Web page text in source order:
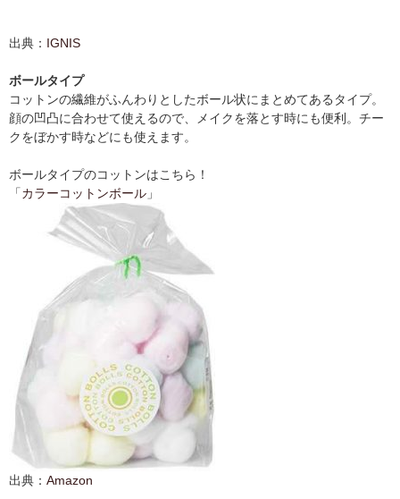
出典： IGNIS
ボールタイプ
コットンの繊維がふんわりとしたボール状にまとめてあるタイプ。
顔の凹凸に合わせて使えるので、メイクを落とす時にも便利。チー
クをぼかす時などにも使えます。
ボールタイプのコットンはこちら！
「カラーコットンボール 」
出典： Amazon